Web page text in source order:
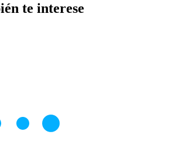
te interese